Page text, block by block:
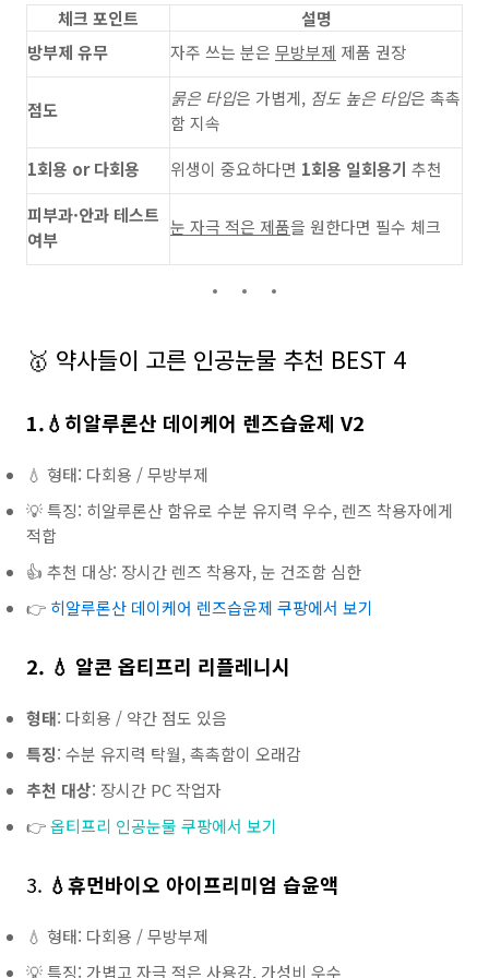
체크 포인트
설명
방부제 유무
자주 쓰는 분은 무방부제 제품 권장
점도
묽은 타입은 가볍게, 점도 높은 타입은 촉촉
함 지속
1회용 or 다회용
위생이 중요하다면 1회용 일회용기 추천
피부과·안과 테스트
여부
눈 자극 적은 제품을 원한다면 필수 체크
🥇 약사들이 고른 인공눈물 추천 BEST 4
1.💧히알루론산 데이케어 렌즈습윤제 V2
💧 형태: 다회용 / 무방부제
💡 특징: 히알루론산 함유로 수분 유지력 우수, 렌즈 착용자에게
적합
👍 추천 대상: 장시간 렌즈 착용자, 눈 건조함 심한
👉 히알루론산 데이케어 렌즈습윤제 쿠팡에서 보기
2. 💧 알콘 옵티프리 리플레니시
형태: 다회용 / 약간 점도 있음
특징: 수분 유지력 탁월, 촉촉함이 오래감
추천 대상: 장시간 PC 작업자
👉옵티프리 인공눈물 쿠팡에서 보기
3. 💧휴먼바이오 아이프리미엄 습윤액
💧 형태: 다회용 / 무방부제
💡 특징: 가볍고 자극 적은 사용감, 가성비 우수